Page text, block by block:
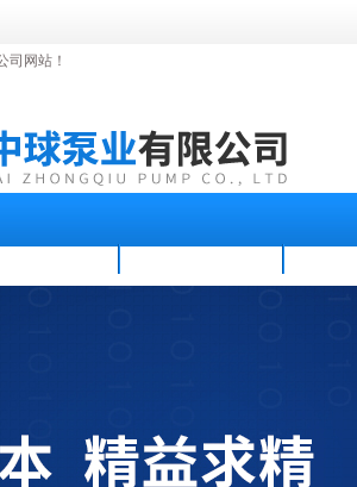
司网站！